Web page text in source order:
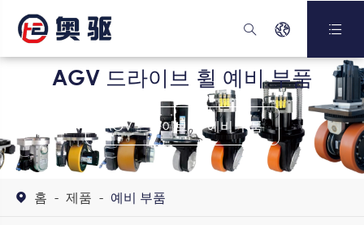
  
AGV 드라이브 휠 예비 부품
AGV 드라이브 휠 예비 부품
 홈 제품 예비 부품